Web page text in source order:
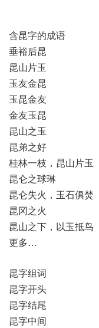
含昆字的成语
垂裕后昆
昆山片玉
玉友金昆
玉昆金友
金友玉昆
昆山之玉
昆弟之好
桂林一枝，昆山片玉
昆仑之球琳
昆仑失火，玉石俱焚
昆冈之火
昆山之下，以玉抵鸟
更多…
昆字组词
昆字开头
昆字结尾
昆字中间